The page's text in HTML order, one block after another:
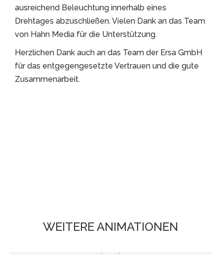
ausreichend Beleuchtung innerhalb eines
Drehtages abzuschließen. Vielen Dank an das Team
von Hahn Media für die Unterstützung.
Herzlichen Dank auch an das Team der Ersa GmbH
für das entgegengesetzte Vertrauen und die gute
Zusammenarbeit.
WEITERE ANIMATIONEN